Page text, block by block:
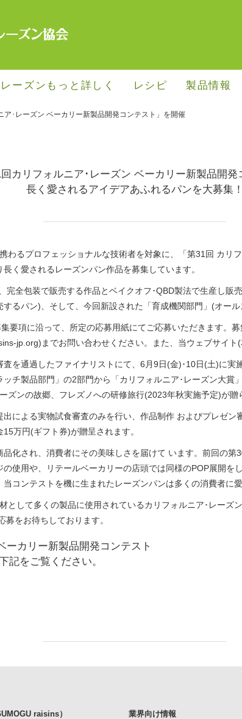
ーズンもっと詳しく レシピ 製品情報
ア･レーズン ベーカリー新製品開発コンテスト」を開催
カリフォルニア･レーズン ベーカリー新製品開発
長く愛されるアイデアあふれるパンを大募集！
わるプロフェッショナルな技術者を対象に、
「第31回 カリ
く愛されるレーズンパン作品を募集しています。
完全包装で販売する作品とベイクオフ･QBD製法で生産し販
るパン)、そして、今回新設された「育成機関部門」(オー
要項に沿って、所定の応募用紙にてご応募いただきます。
jp.org)までお問い合わせください。また、当ウェブサイト
を通過したファイナリストにて、6月9日(金)･10日(土)に実
チ製品部門」の2部門から「カリフォルニア･レーズン大賞
ズンの故郷、フレズノへの研修旅行(2023年秋実施予定)が贈
による実物試食審査のみを行い、作品制作 およびプレゼ
万円(ギフト券)が贈呈されます。
化され、消費者にその美味しさを届けて います。前回の
使用や、リテールベーカリーの店頭では同様のPOP展開を
コンテストを機に生まれたレーズンパンは多くの消費者に愛
として多くの製品に使用されているカリフォルニア･レーズ
をお待ちしております。
ーカリー新製品開発コンテスト
記をご覧ください。
raisins） 業界向け情報